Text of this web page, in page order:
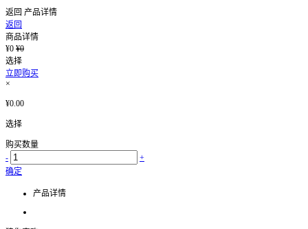
返回 产品详情
返回
商品详情
¥0 ¥0
选择
立即购买
×
¥0.00
选择
购买数量
-
+
确定
产品详情